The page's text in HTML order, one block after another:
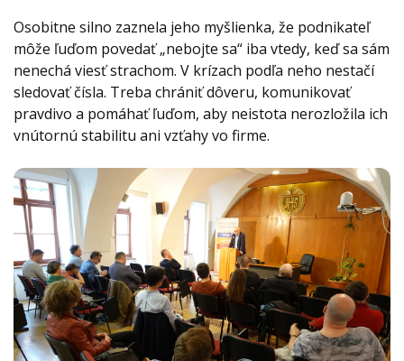
Osobitne silno zaznela jeho myšlienka, že podnikateľ
môže ľuďom povedať „nebojte sa“ iba vtedy, keď sa sám
nenechá viesť strachom. V krízach podľa neho nestačí
sledovať čísla. Treba chrániť dôveru, komunikovať
pravdivo a pomáhať ľuďom, aby neistota nerozložila ich
vnútornú stabilitu ani vzťahy vo firme.